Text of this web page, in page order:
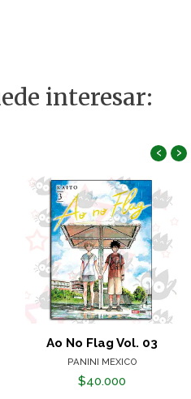
interesar:
Ao No Flag Vol. 03
PANINI MEXICO
$40.000
‹ ›